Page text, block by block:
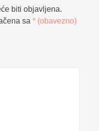
biti objavljena.
sa * (obavezno)